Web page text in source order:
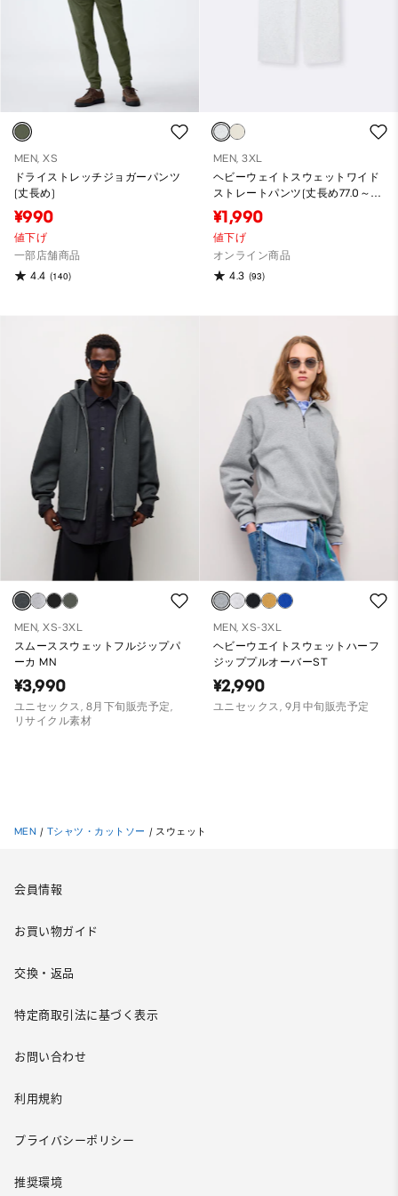
MEN, XS
ドライストレッチジョガーパンツ
(丈長め)
¥990
値下げ
一部店舗商品
4.4 (140)
MEN, 3XL
ヘビーウェイトスウェットワイド
ストレートパンツ(丈長め77.0～
81.0cm)
¥1,990
値下げ
オンライン商品
4.3 (93)
MEN, XS-3XL
スムーススウェットフルジップパ
ーカ MN
¥3,990
ユニセックス, 8月下旬販売予定,
リサイクル素材
MEN, XS-3XL
ヘビーウエイトスウェットハーフ
ジッププルオーバーST
¥2,990
ユニセックス, 9月中旬販売予定
MEN / Tシャツ・カットソー / スウェット
会員情報
お買い物ガイド
交換・返品
特定商取引法に基づく表示
お問い合わせ
利用規約
プライバシーポリシー
推奨環境